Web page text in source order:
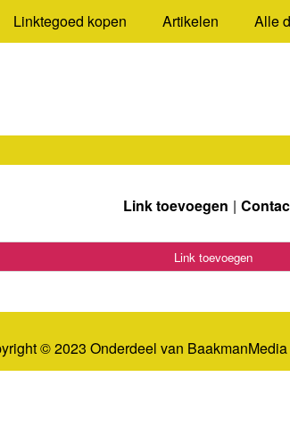
Linktegoed kopen Artikelen Alle
Link toevoegen
Link toevoegen
© 2023 Onderdeel van BaakmanMedia